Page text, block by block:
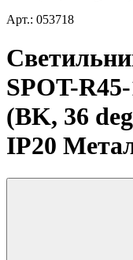
Арт.: 053718
SPOT-
(BK, 36
IP20